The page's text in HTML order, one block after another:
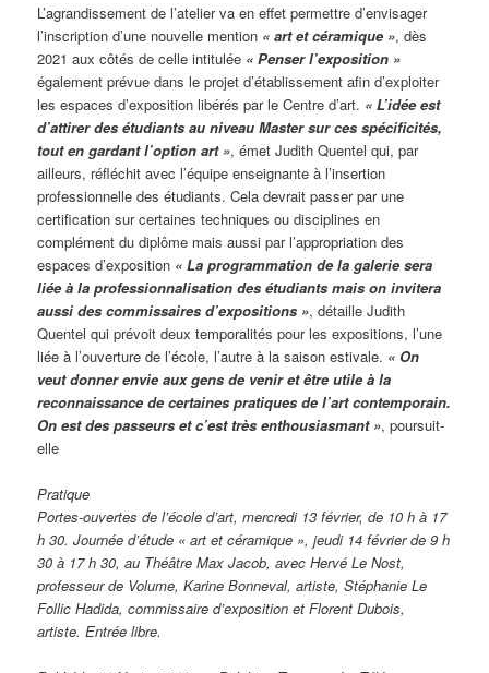
L’agrandissement de l’atelier va en effet permettre d’envisager
l’inscription d’une nouvelle mention « art et céramique », dès
2021 aux côtés de celle intitulée « Penser l’exposition »
également prévue dans le projet d’établissement afin d’exploiter
les espaces d’exposition libérés par le Centre d’art. « L’idée est
d’attirer des étudiants au niveau Master sur ces spécificités,
tout en gardant l’option art », émet Judith Quentel qui, par
ailleurs, réfléchit avec l’équipe enseignante à l’insertion
professionnelle des étudiants. Cela devrait passer par une
certification sur certaines techniques ou disciplines en
complément du diplôme mais aussi par l’appropriation des
espaces d’exposition « La programmation de la galerie sera
liée à la professionnalisation des étudiants mais on invitera
aussi des commissaires d’expositions », détaille Judith
Quentel qui prévoit deux temporalités pour les expositions, l’une
liée à l’ouverture de l’école, l’autre à la saison estivale. « On
veut donner envie aux gens de venir et être utile à la
reconnaissance de certaines pratiques de l’art contemporain.
On est des passeurs et c’est très enthousiasmant », poursuit-
elle
Pratique
Portes-ouvertes de l’école d’art, mercredi 13 février, de 10 h à 17
h 30. Journée d’étude « art et céramique », jeudi 14 février de 9 h
30 à 17 h 30, au Théâtre Max Jacob, avec Hervé Le Nost,
professeur de Volume, Karine Bonneval, artiste, Stéphanie Le
Follic Hadida, commissaire d’exposition et Florent Dubois,
artiste. Entrée libre.